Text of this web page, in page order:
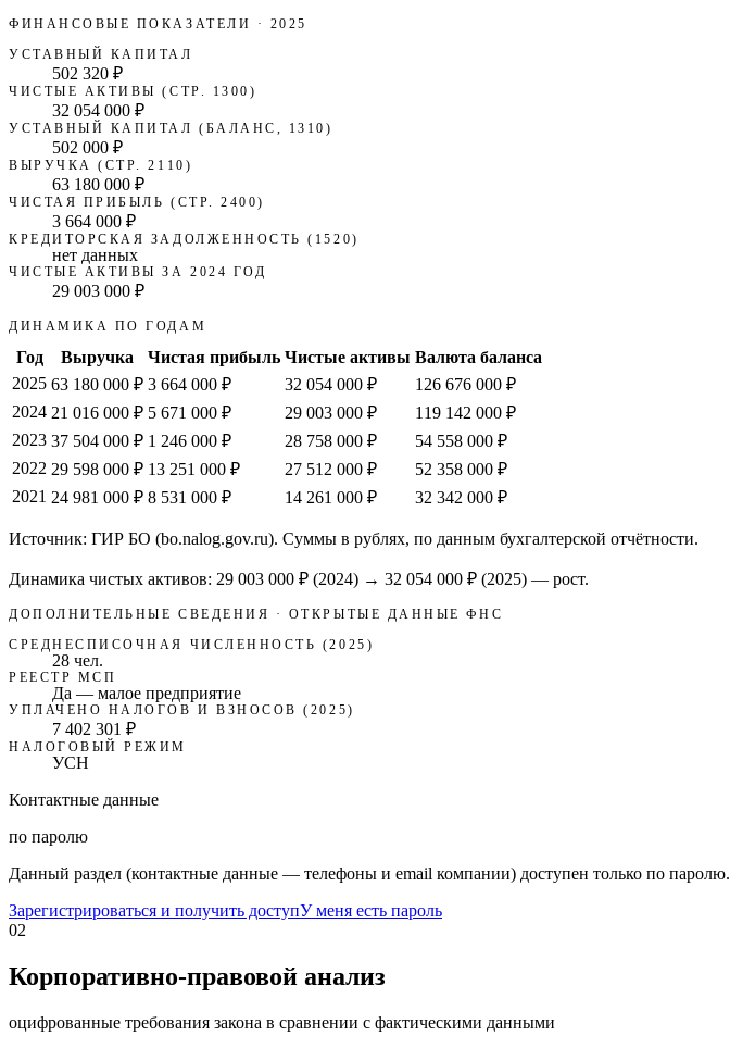
ФИНАНСОВЫЕ ПОКАЗАТЕЛИ · 2025
УСТАВНЫЙ КАПИТАЛ
502 320 ₽
ЧИСТЫЕ АКТИВЫ (СТР. 1300)
32 054 000 ₽
УСТАВНЫЙ КАПИТАЛ (БАЛАНС, 1310)
502 000 ₽
ВЫРУЧКА (СТР. 2110)
63 180 000 ₽
ЧИСТАЯ ПРИБЫЛЬ (СТР. 2400)
3 664 000 ₽
КРЕДИТОРСКАЯ ЗАДОЛЖЕННОСТЬ (1520)
нет данных
ЧИСТЫЕ АКТИВЫ ЗА 2024 ГОД
29 003 000 ₽
ДИНАМИКА ПО ГОДАМ
Год Выручка Чистая прибыль Чистые активы Валюта баланса
2025 63 180 000 ₽ 3 664 000 ₽ 32 054 000 ₽
126 676 000 ₽
2024 21 016 000 ₽ 5 671 000 ₽ 29 003 000 ₽
119 142 000 ₽
2023 37 504 000 ₽ 1 246 000 ₽ 28 758 000 ₽
54 558 000 ₽
2022 29 598 000 ₽ 13 251 000 ₽ 27 512 000 ₽
52 358 000 ₽
2021 24 981 000 ₽ 8 531 000 ₽ 14 261 000 ₽ 32 342 000 ₽
Источник: ГИР БО (bo.nalog.gov.ru). Суммы в рублях, по данным бухгалтерской отчётности.
Динамика чистых активов: 29 003 000 ₽ (2024) → 32 054 000 ₽ (2025) — рост.
ДОПОЛНИТЕЛЬНЫЕ СВЕДЕНИЯ · ОТКРЫТЫЕ ДАННЫЕ ФНС
СРЕДНЕСПИСОЧНАЯ ЧИСЛЕННОСТЬ (2025)
28 чел.
РЕЕСТР МСП
Да — малое предприятие
УПЛАЧЕНО НАЛОГОВ И ВЗНОСОВ (2025)
7 402 301 ₽
НАЛОГОВЫЙ РЕЖИМ
УСН
Контактные данные
по паролю
Данный раздел (контактные данные — телефоны и email компании) доступен только по паролю.
Зарегистрироваться и получить доступУ меня есть пароль
02
Корпоративно-правовой анализ
оцифрованные требования закона в сравнении с фактическими данными